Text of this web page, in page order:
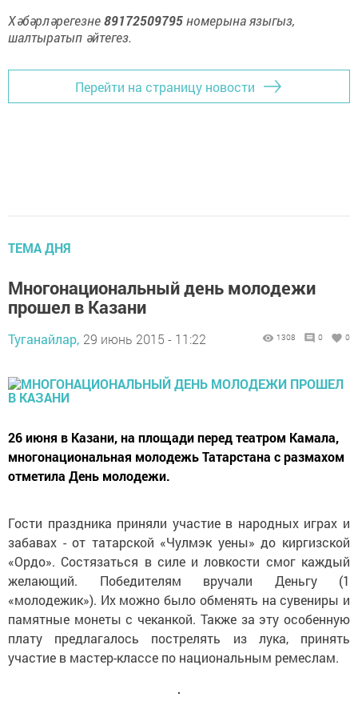
Хәбәрләрегезне89172509795номерына языгыз,
шалтыратып әйтегез.
Перейти на страницу новости
ТЕМА ДНЯ
Многонациональный день молодежи
прошел в Казани
Туганайлар, 29 июнь 2015 - 11:22 1308 0 0
26 июня в Казани, на площади перед театром Камала,
многонациональная молодежь Татарстана с размахом
отметила День молодежи.
Гости праздника приняли участие в народных играх и
забавах - от татарской «Чулмэк уены» до киргизской
«Ордо». Состязаться в силе и ловкости смог каждый
желающий. Победителям вручали Деньгу (1
«молодежик»). Их можно было обменять на сувениры и
памятные монеты с чеканкой. Также за эту особенную
плату предлагалось пострелять из лука, принять
участие в мастер-классе по национальным ремеслам.